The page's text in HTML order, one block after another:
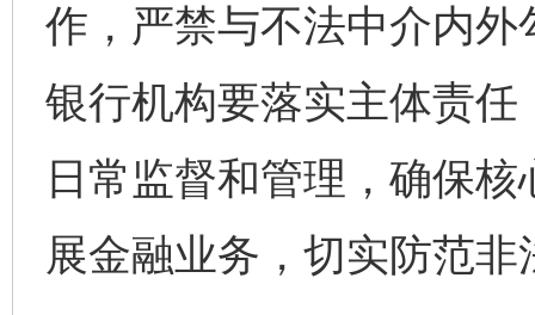
作，严禁与不法中介内
银行机构要落实主体责
日常监督和管理，确保
展金融业务，切实防范